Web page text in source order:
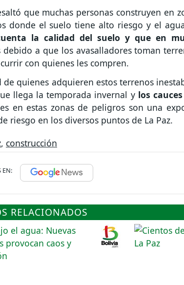
que muchas personas construyen en
donde el suelo tiene alto riesgo y el
la calidad del suelo y que en
debido a que los avasalladores toman
con quienes les compren.
de quienes adquieren estos terrenos
llega la temporada invernal y los
en estas zonas de peligros son una
riesgo en los diversos puntos de La Paz.
, construcción
EN:
RELACIONADOS